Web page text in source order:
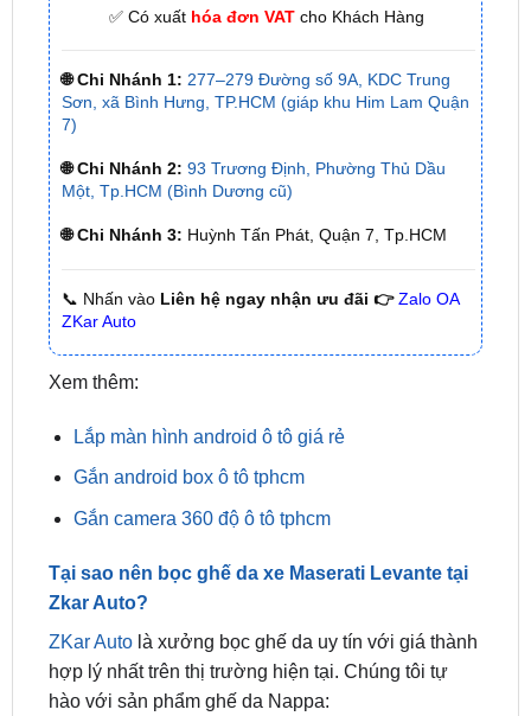
✅ Có xuất hóa đơn VATcho Khách Hàng
🌐 Chi Nhánh 1: 277–279 Đường số 9A, KDC Trung
Sơn, xã Bình Hưng, TP.HCM (giáp khu Him Lam Quận
7)
🌐 Chi Nhánh 2: 93 Trương Định, Phường Thủ Dầu
Một, Tp.HCM (Bình Dương cũ)
🌐 Chi Nhánh 3: Huỳnh Tấn Phát, Quận 7, Tp.HCM
📞 Nhấn vàoLiên hệ ngay nhận ưu đãi 👉 Zalo OA
ZKar Auto
Xem thêm:
Lắp màn hình android ô tô giá rẻ
Gắn android box ô tô tphcm
Gắn camera 360 độ ô tô tphcm
Tại sao nên bọc ghế da xe Maserati Levante tại
Zkar Auto?
ZKar Autolà xưởng bọc ghế da uy tín với giá thành
hợp lý nhất trên thị trường hiện tại. Chúng tôi tự
hào với sản phẩm ghế da Nappa: